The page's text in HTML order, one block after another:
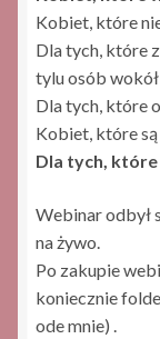
Kobiet, które
Dla tych, które
tylu osób
Dla tych, które
Kobiet, które
Dla tych,
Webinar odbył
na żywo.
Po zakupie
koniecznie
ode mnie) .